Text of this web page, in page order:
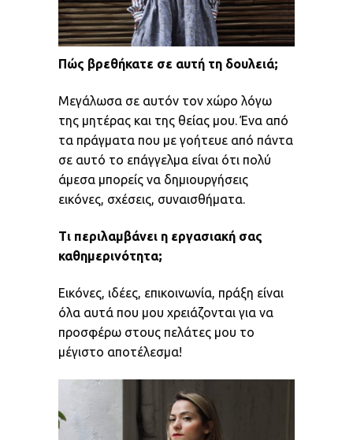
Πώς βρεθήκατε σε αυτή τη δουλειά;
Μεγάλωσα σε αυτόν τον χώρο λόγω
της μητέρας και της θείας μου. Ένα από
τα πράγματα που με γοήτευε από πάντα
σε αυτό το επάγγελμα είναι ότι πολύ
άμεσα μπορείς να δημιουργήσεις
εικόνες, σχέσεις, συναισθήματα.
Τι περιλαμβάνει η εργασιακή σας
καθημερινότητα;
Εικόνες, ιδέες, επικοινωνία, πράξη είναι
όλα αυτά που μου χρειάζονται για να
προσφέρω στους πελάτες μου το
μέγιστο αποτέλεσμα!